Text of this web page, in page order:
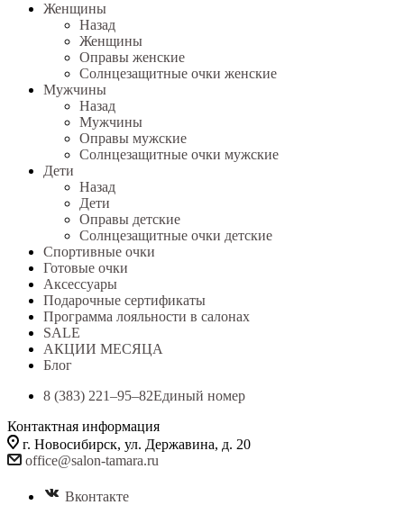
Женщины
Назад
Женщины
Оправы женские
Солнцезащитные очки женские
Мужчины
Назад
Мужчины
Оправы мужские
Солнцезащитные очки мужские
Дети
Назад
Дети
Оправы детские
Солнцезащитные очки детские
Спортивные очки
Готовые очки
Аксессуары
Подарочные сертификаты
Программа лояльности в салонах
SALE
АКЦИИ МЕСЯЦА
Блог
8 (383) 221‒95‒82Единый номер
Контактная информация
г. Новосибирск, ул. Державина, д. 20
office@salon-tamara.ru
Вконтакте